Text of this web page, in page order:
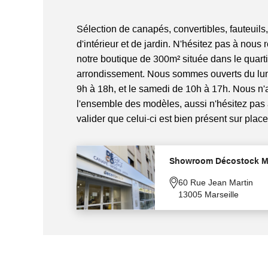
Sélection de canapés, convertibles,
d'intérieur et de jardin. N'hésitez pas à nous
notre boutique de 300m² située dans le
arrondissement. Nous sommes ouverts du
9h à 18h, et le samedi de 10h à 17h. Nous
l'ensemble des modèles, aussi n'hésitez
valider que celui-ci est bien présent sur
Showroom Décostock
60 Rue Jean Martin
13005 Marseille